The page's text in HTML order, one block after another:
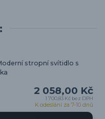
stropní svítidlo s
2 058,00 Kč
1 700,83 Kč bez DPH
K odeslání za 7-10 dnů